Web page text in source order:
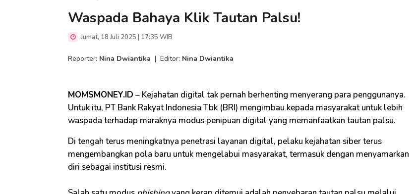
Waspada Bahaya Klik Tautan Palsu!
Jumat, 18 Juli 2025 | 17:35 WIB
Reporter: Nina Dwiantika | Editor: Nina Dwiantika
MOMSMONEY.ID – Kejahatan digital tak pernah berhenting menyerang para penggunanya.
Untuk itu, PT Bank Rakyat Indonesia Tbk (BRI) mengimbau kepada masyarakat untuk lebih
waspada terhadap maraknya modus penipuan digital yang memanfaatkan tautan palsu.
Di tengah terus meningkatnya penetrasi layanan digital, pelaku kejahatan siber terus
mengembangkan pola baru untuk mengelabui masyarakat, termasuk dengan menyamarkan
diri sebagai institusi resmi.